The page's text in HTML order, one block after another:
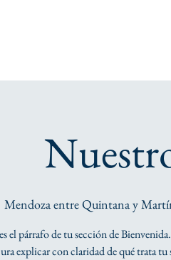
Mendoza entre Quintana y
el párrafo de tu sección de
explicar con claridad de qué trata